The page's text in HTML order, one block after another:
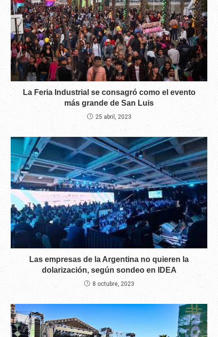
La Feria Industrial se consagró como el evento
más grande de San Luis
25 abril, 2023
Las empresas de la Argentina no quieren la
dolarización, según sondeo en IDEA
8 octubre, 2023